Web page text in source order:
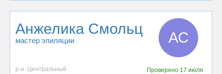
Анжелика Смольц
мастер эпиляции АС
р-н. Центральный Проверено 17 июля